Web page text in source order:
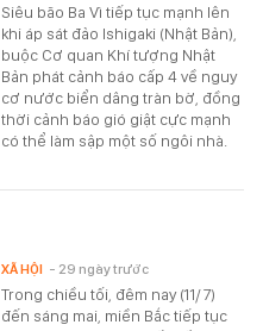
Siêu bão Ba Vì tiếp tục mạnh lên
khi áp sát đảo Ishigaki (Nhật Bản),
buộc Cơ quan Khí tượng Nhật
Bản phát cảnh báo cấp 4 về nguy
cơ nước biển dâng tràn bờ, đồng
thời cảnh báo gió giật cực mạnh
có thể làm sập một số ngôi nhà.
Trong chiều tối, đêm nay (11/7)
đến sáng mai, miền Bắc tiếp tục
XÃ HỘI - 29 ngày trước